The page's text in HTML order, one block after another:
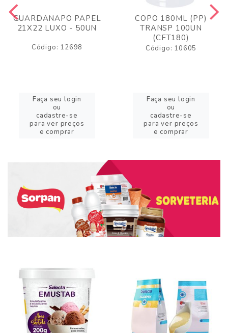
GUARDANAPO PAPEL
21X22 LUXO - 50UN
Código: 12698
Faça seu login
ou
cadastre-se
para ver preços
e comprar
COPO 180ML (PP)
TRANSP 100UN
(CFT180)
Código: 10605
Faça seu login
ou
cadastre-se
para ver preços
e comprar